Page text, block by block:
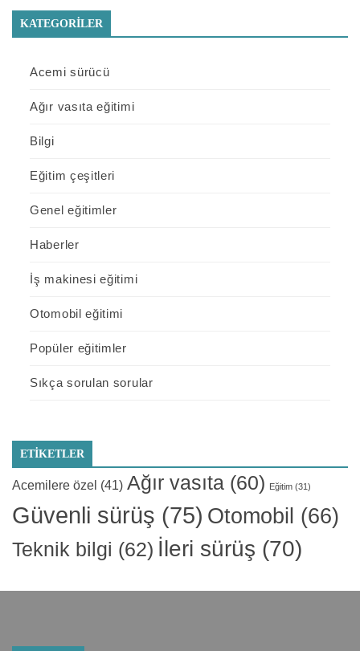
KATEGORILER
Acemi sürücü
Ağır vasıta eğitimi
Bilgi
Eğitim çeşitleri
Genel eğitimler
Haberler
İş makinesi eğitimi
Otomobil eğitimi
Popüler eğitimler
Sıkça sorulan sorular
ETIKETLER
Acemilere özel (41) Ağır vasıta (60) Eğitim (31)
Güvenli sürüş (75) Otomobil (66)
Teknik bilgi (62) İleri sürüş (70)